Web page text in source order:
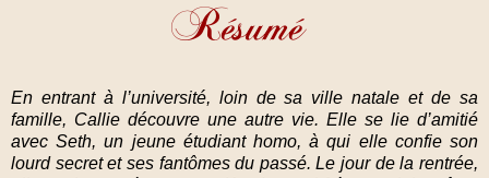
En entrant à l’université, loin de sa ville natale et de sa
famille, Callie découvre une autre vie. Elle se lie d’amitié
avec Seth, un jeune étudiant homo, à qui elle confie son
lourd secret et ses fantômes du passé. Le jour de la rentrée,